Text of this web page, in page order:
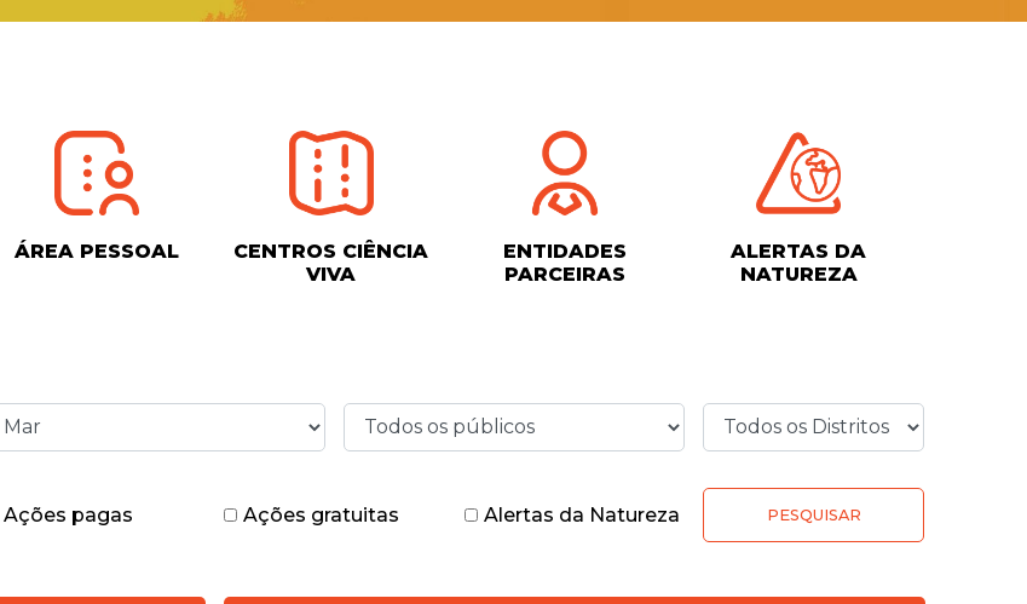
ÁREA PESSOAL
CENTROS CIÊNCIA
VIVA
ENTIDADES
PARCEIRAS
ALERTAS DA
NATUREZA
Ações pagas
Ações gratuitas Alertas da Natureza PESQUISAR